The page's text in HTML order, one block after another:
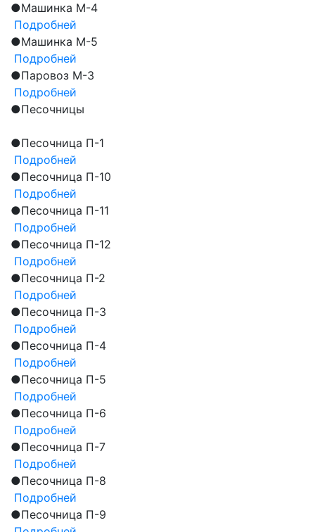
●Машинка М-4
Подробней
●Машинка М-5
Подробней
●Паровоз М-3
Подробней
●Песочницы
●Песочница П-1
Подробней
●Песочница П-10
Подробней
●Песочница П-11
Подробней
●Песочница П-12
Подробней
●Песочница П-2
Подробней
●Песочница П-3
Подробней
●Песочница П-4
Подробней
●Песочница П-5
Подробней
●Песочница П-6
Подробней
●Песочница П-7
Подробней
●Песочница П-8
Подробней
●Песочница П-9